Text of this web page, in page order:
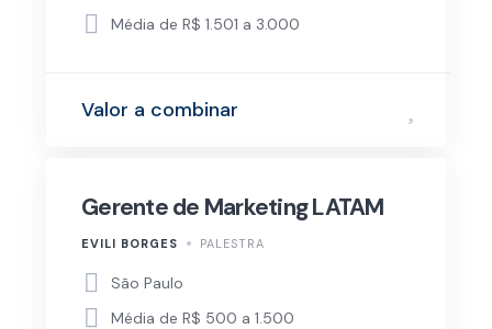
Média de R$ 1.501 a 3.000
Valor a combinar
Gerente de Marketing LATAM
EVILI BORGES PALESTRA
São Paulo
Média de R$ 500 a 1.500